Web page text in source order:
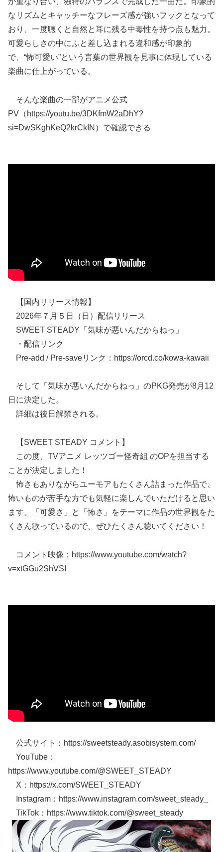
なリズムとキャッチーなフレーズ感が強いフックとなって
おり、一度聴くと自然と耳に残る中毒性を持つ点も魅力。
可愛らしさの中にふと差し込まれる違和感が印象的
で、“怖可愛い”という言葉の世界観を見事に体現している
楽曲に仕上がっている。
そんな楽曲の一部がアニメ公式
PV（https://youtu.be/3DKfmW2aDhY?
si=DwSKghKeQ2krCkIN）で確認できる
【国内リリース情報】
2026年７月５日（日）配信リリース
SWEET STEADY「気味が悪いんだからねっ」
・配信リンク
Pre-add / Pre-saveリンク：https://orcd.co/kowa-kawaii
そして「気味が悪いんだからねっ」のPKG発売が8月12
日に決定した。
詳細は後日解禁される。
【SWEET STEADY コメント】
この度、TVアニメ レッツゴー怪奇組 のOPを担当する
ことが決定しました！
怖さもありながらユーモアもたくさん詰まった作品で、
怖いものが苦手な方でも気軽に楽しんでいただけると思い
ます。「可愛さ」と「怖さ」をテーマに作品の世界観をた
くさん歌っているので、ぜひたくさん聴いてください！
コメント映像：https://www.youtube.com/watch?
v=xtGGu2ShVSI
公式サイト：https://sweetsteady.asobisystem.com/
YouTube：
https://www.youtube.com/@SWEET_STEADY
X：https://x.com/SWEET_STEADY
Instagram：https://www.instagram.com/sweet_steady_
TikTok：https://www.tiktok.com/@sweet_steady